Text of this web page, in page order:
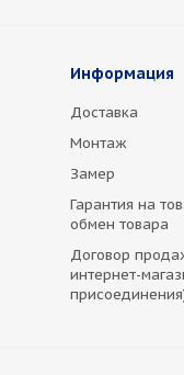
Информация
Доставка
Монтаж
Замер
Гарантия на
обмен товара
Договор
интернет-